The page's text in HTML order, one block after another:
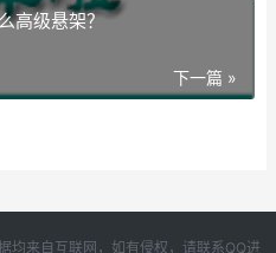
高级悬架？
下一篇 »
来自互联网，如有侵权，请联系QQ进